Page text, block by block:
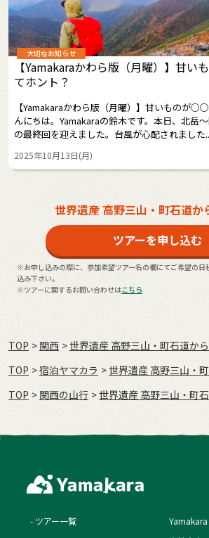
大切なお知らせ
【Yamakaraかわら版（月曜）】甘
てホント？
【Yamakaraかわら版（月曜）】甘いものが
んにちは。Yamakaraの鈴木です。本日、北岳
の最終回を迎えました。台風が心配されました
2025年10月13日(月)
世界遺産 高野三山・町石道か
ツアーを申し込む
※お申し込みの際に、参加希望ツアー名の欄にてご希望の日
込み下さい。
※ツアーに関するお問い合わせはこちら
TOP 関西
世界遺産 高野三山・町石道か
TOP
宿泊ヤマカラ
世界遺産 高野三山・
TOP
関西の山行 世界遺産 高野三山・町
ツアー一覧